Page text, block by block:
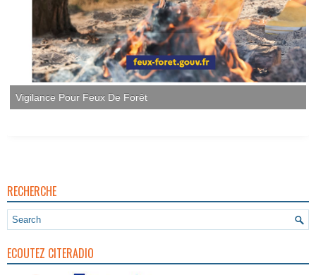
Vigilance Pour Feux De Forêt
RECHERCHE
ECOUTEZ CITERADIO